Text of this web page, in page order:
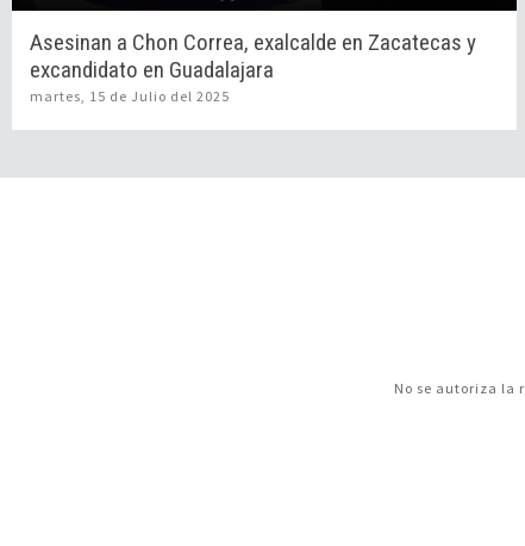
Asesinan a Chon Correa, exalcalde en Zacatecas y
excandidato en Guadalajara
martes, 15 de Julio del 2025
No se autoriza la